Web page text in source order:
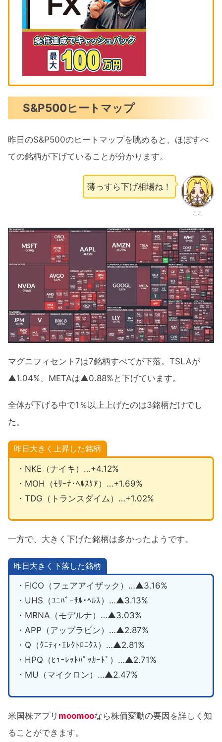
S&P500ヒートマップ
昨日のS&P500のヒートマップを眺めると、ほぼすべ
ての銘柄が下げていることが分かります。
ここ
薄っすら下げ相場ね！
マグニフィセント7は7銘柄すべてが下落。TSLAが
▲1.04%、METAは▲0.88%と下げています。
全体が下げる中で1％以上上げたのは3銘柄だけでし
た。
昨日大きく上昇した銘柄
・NKE（ナイキ）…+4.12%
・MOH（ﾓﾘｰﾅ･ﾍﾙｽｹｱ）…+1.69%
・TDG（トランスダイム）…+1.02%
一方で、大きく下げた銘柄は多かったようです。
昨日大きく下落した銘柄
・FICO（フェアアイザック）…▲3.16%
・UHS（ﾕﾆﾊﾞｰｻﾙ･ﾍﾙｽ）…▲3.13%
・MRNA（モデルナ）…▲3.03%
・APP（アップラビン）…▲2.87%
・Q（ｸﾆﾃｨ･ｴﾚｸﾄﾛﾆｸｽ）…▲2.81%
・HPQ（ﾋｭｰﾚｯﾄﾊﾟｯｶｰﾄﾞ）…▲2.71%
・MU（マイクロン）…▲2.47%
米国株アプリ moomooなら株価変動の要因を詳しく知
ることができます。